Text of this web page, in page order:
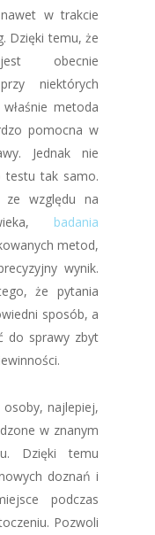
w trakcie
Dzięki temu, że
obecnie
niektórych
metoda
pomocna w
Jednak nie
testu tak samo.
ze względu na
badania
metod,
wynik.
że pytania
sposób, a
do sprawy zbyt
najlepiej,
w znanym
Dzięki temu
doznań i
podczas
Pozwoli